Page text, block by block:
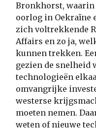
Bronkhorst, waarin
oorlog in Oekraïne
zich voltrekkende
Affairs en zo ja,
kunnen trekken.
gezien de snelheid
technologieën
omvangrijke
westerse
moeten nemen.
weten of nieuwe